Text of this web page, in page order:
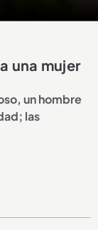
una mujer
un hombre
las